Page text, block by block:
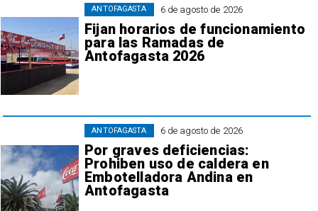
6 de agosto de 2026
Fijan horarios de funcionamiento
para las Ramadas de
Antofagasta 2026
ANTOFAGASTA
6 de agosto de 2026
Por graves deficiencias:
Prohiben uso de caldera en
Embotelladora Andina en
Antofagasta
ANTOFAGASTA